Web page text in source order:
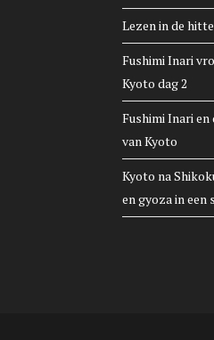
Lezen in de hitte
Fushimi Inari
Kyoto dag 2
Fushimi Inari
van Kyoto
Kyoto na
en gyoza in een